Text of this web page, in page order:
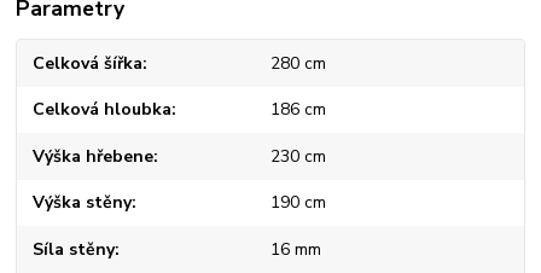
Parametry
Celková šířka 280 cm
Celková hloubka 186 cm
Výška hřebene 230 cm
Výška stěny 190 cm
Síla stěny 16 mm